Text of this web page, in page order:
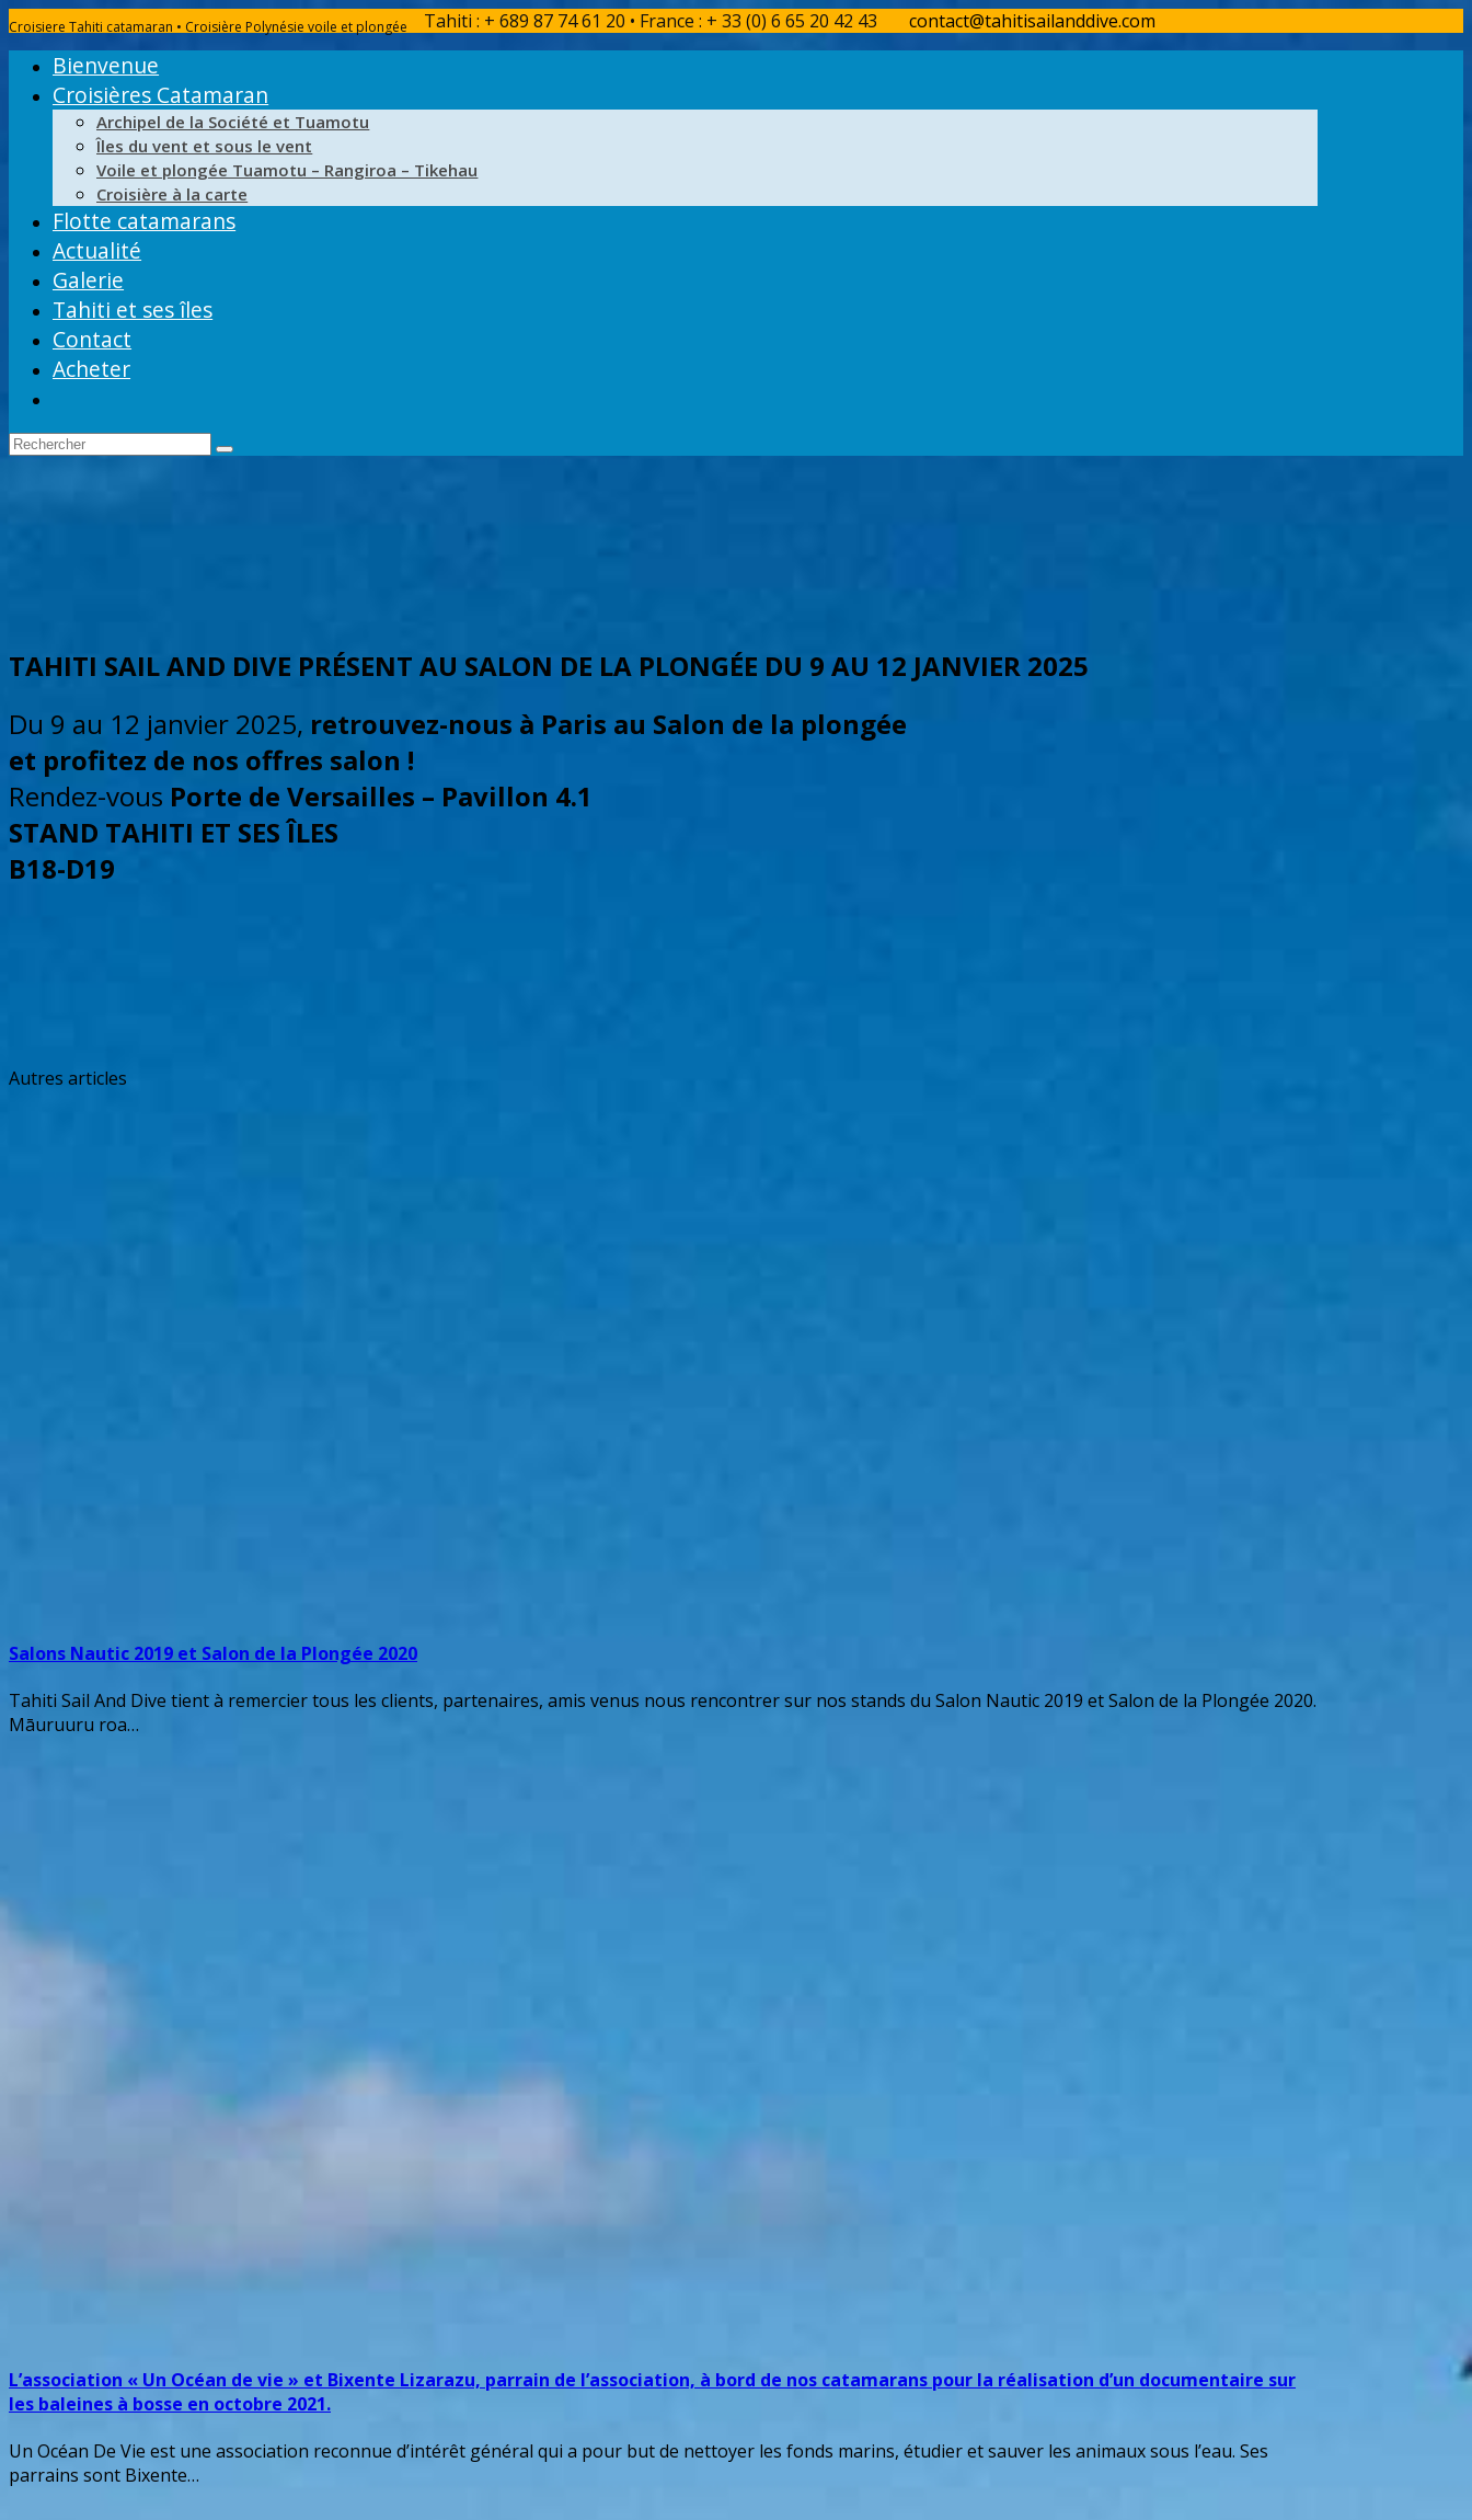
Croisiere Tahiti catamaran • Croisière Polynésie voile et plongée Tahiti : + 689 87 74 61 20 • France : + 33 (0) 6 65 20 42 43 contact@tahitisailanddive.com
Bienvenue
Croisières Catamaran
Archipel de la Société et Tuamotu
Îles du vent et sous le vent
Voile et plongée Tuamotu – Rangiroa – Tikehau
Croisière à la carte
Flotte catamarans
Actualité
Galerie
Tahiti et ses îles
Contact
Acheter
TAHITI SAIL AND DIVE PRÉSENT AU SALON DE LA PLONGÉE DU 9 AU 12 JANVIER 2025
Du 9 au 12 janvier 2025, retrouvez-nous à Paris au Salon de la plongée
et profitez de nos offres salon !
Rendez-vous Porte de Versailles – Pavillon 4.1
STAND TAHITI ET SES ÎLES
B18-D19
Autres articles
Salons Nautic 2019 et Salon de la Plongée 2020
Tahiti Sail And Dive tient à remercier tous les clients, partenaires, amis venus nous rencontrer sur nos stands du Salon Nautic 2019 et Salon de la Plongée 2020.
Māuruuru roa…
L’association « Un Océan de vie » et Bixente Lizarazu, parrain de l’association, à bord de nos catamarans pour la réalisation d’un documentaire sur
les baleines à bosse en octobre 2021.
Un Océan De Vie est une association reconnue d’intérêt général qui a pour but de nettoyer les fonds marins, étudier et sauver les animaux sous l’eau. Ses
parrains sont Bixente…